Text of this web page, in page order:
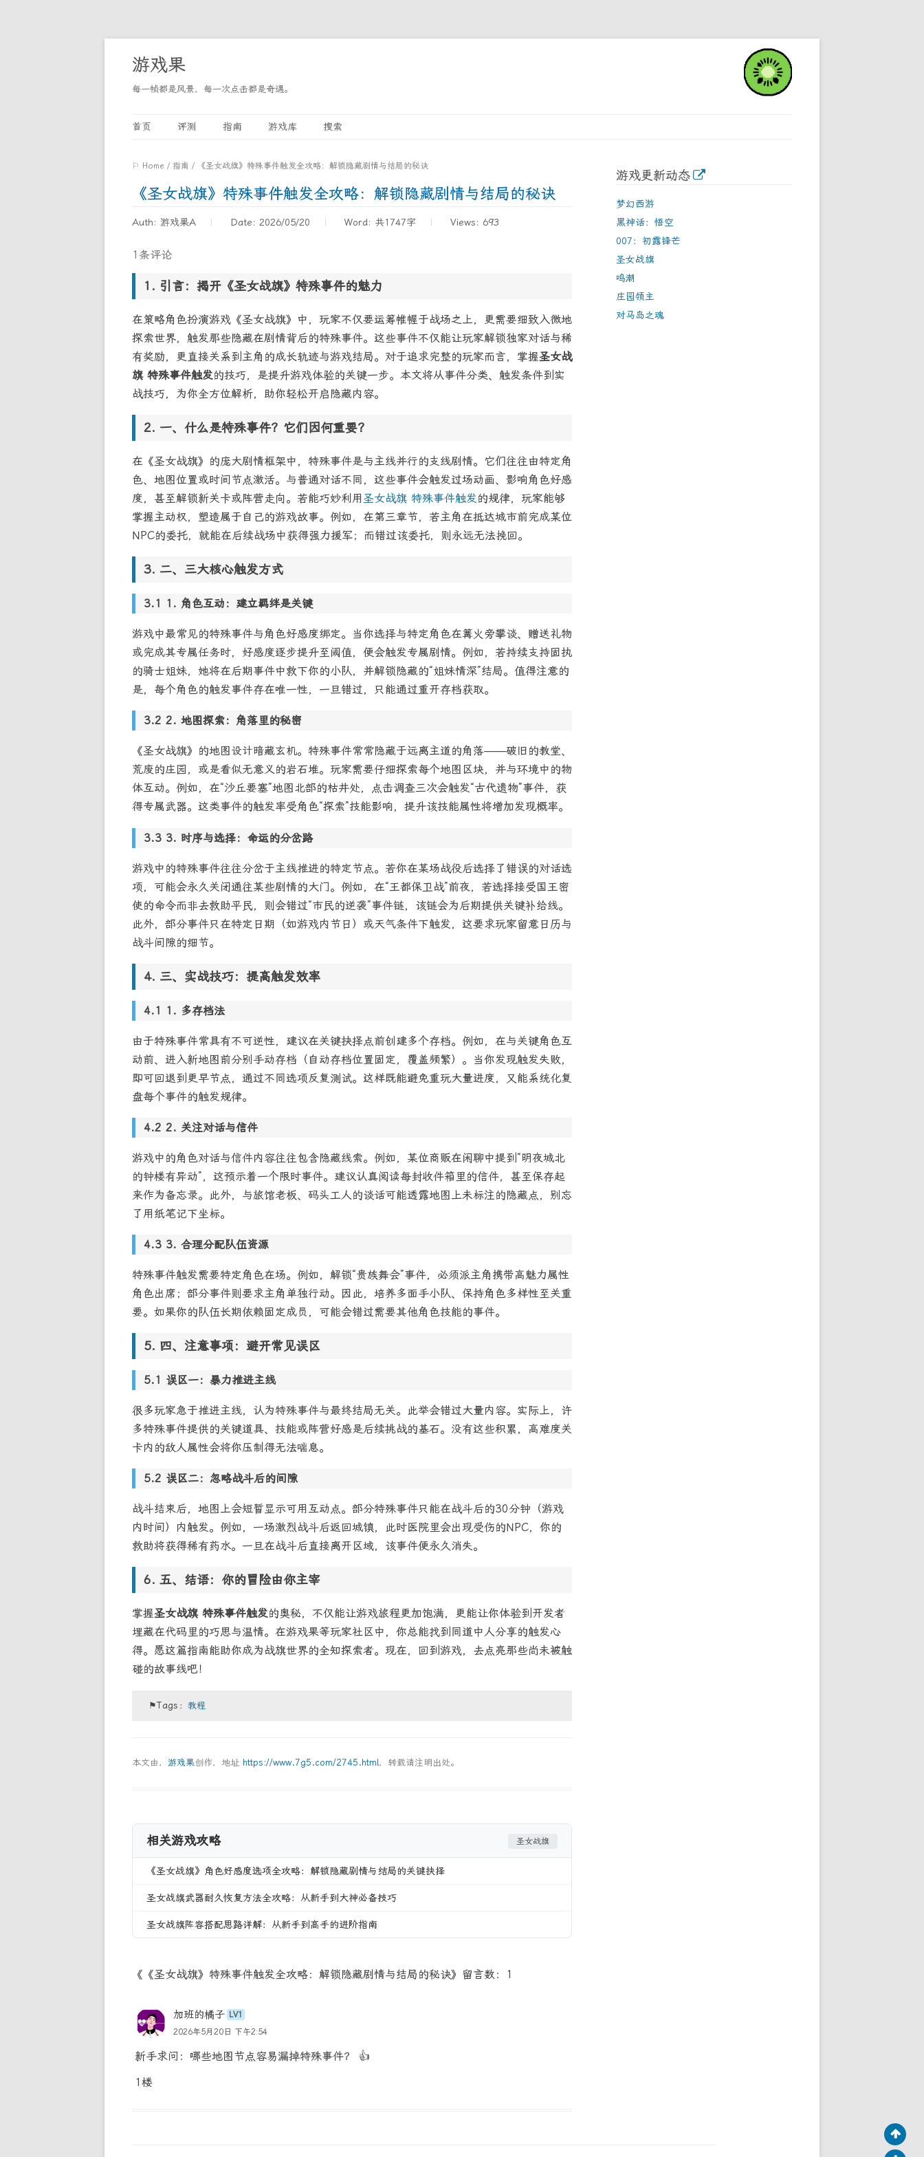
游戏果
每一帧都是风景，每一次点击都是奇遇。
首页 评测 指南 游戏库 搜索
⚐ Home / 指南 / 《圣女战旗》特殊事件触发全攻略：解锁隐藏剧情与结局的秘诀
《圣女战旗》特殊事件触发全攻略：解锁隐藏剧情与结局的秘诀
Auth: 游戏果A Date: 2026/05/20 Word: 共1747字 Views: 693
1条评论
引言：揭开《圣女战旗》特殊事件的魅力
在策略角色扮演游戏《圣女战旗》中，玩家不仅要运筹帷幄于战场之上，更需要细致入微地
探索世界，触发那些隐藏在剧情背后的特殊事件。这些事件不仅能让玩家解锁独家对话与稀
有奖励，更直接关系到主角的成长轨迹与游戏结局。对于追求完整的玩家而言，掌握圣女战
旗 特殊事件触发的技巧，是提升游戏体验的关键一步。本文将从事件分类、触发条件到实
战技巧，为你全方位解析，助你轻松开启隐藏内容。
一、什么是特殊事件？它们因何重要？
在《圣女战旗》的庞大剧情框架中，特殊事件是与主线并行的支线剧情。它们往往由特定角
色、地图位置或时间节点激活。与普通对话不同，这些事件会触发过场动画、影响角色好感
度，甚至解锁新关卡或阵营走向。若能巧妙利用圣女战旗 特殊事件触发的规律，玩家能够
掌握主动权，塑造属于自己的游戏故事。例如，在第三章节，若主角在抵达城市前完成某位
NPC的委托，就能在后续战场中获得强力援军；而错过该委托，则永远无法挽回。
二、三大核心触发方式
1. 角色互动：建立羁绊是关键
游戏中最常见的特殊事件与角色好感度绑定。当你选择与特定角色在篝火旁攀谈、赠送礼物
或完成其专属任务时，好感度逐步提升至阈值，便会触发专属剧情。例如，若持续支持固执
的骑士姐妹，她将在后期事件中救下你的小队，并解锁隐藏的“姐妹情深”结局。值得注意的
是，每个角色的触发事件存在唯一性，一旦错过，只能通过重开存档获取。
2. 地图探索：角落里的秘密
《圣女战旗》的地图设计暗藏玄机。特殊事件常常隐藏于远离主道的角落——破旧的教堂、
荒废的庄园，或是看似无意义的岩石堆。玩家需要仔细探索每个地图区块，并与环境中的物
体互动。例如，在“沙丘要塞”地图北部的枯井处，点击调查三次会触发“古代遗物”事件，获
得专属武器。这类事件的触发率受角色“探索”技能影响，提升该技能属性将增加发现概率。
3. 时序与选择：命运的分岔路
游戏中的特殊事件往往分岔于主线推进的特定节点。若你在某场战役后选择了错误的对话选
项，可能会永久关闭通往某些剧情的大门。例如，在“王都保卫战”前夜，若选择接受国王密
使的命令而非去救助平民，则会错过“市民的逆袭”事件链，该链会为后期提供关键补给线。
此外，部分事件只在特定日期（如游戏内节日）或天气条件下触发，这要求玩家留意日历与
战斗间隙的细节。
三、实战技巧：提高触发效率
1. 多存档法
由于特殊事件常具有不可逆性，建议在关键抉择点前创建多个存档。例如，在与关键角色互
动前、进入新地图前分别手动存档（自动存档位置固定，覆盖频繁）。当你发现触发失败，
即可回退到更早节点，通过不同选项反复测试。这样既能避免重玩大量进度，又能系统化复
盘每个事件的触发规律。
2. 关注对话与信件
游戏中的角色对话与信件内容往往包含隐藏线索。例如，某位商贩在闲聊中提到“明夜城北
的钟楼有异动”，这预示着一个限时事件。建议认真阅读每封收件箱里的信件，甚至保存起
来作为备忘录。此外，与旅馆老板、码头工人的谈话可能透露地图上未标注的隐藏点，别忘
了用纸笔记下坐标。
3. 合理分配队伍资源
特殊事件触发需要特定角色在场。例如，解锁“贵族舞会”事件，必须派主角携带高魅力属性
角色出席；部分事件则要求主角单独行动。因此，培养多面手小队、保持角色多样性至关重
要。如果你的队伍长期依赖固定成员，可能会错过需要其他角色技能的事件。
四、注意事项：避开常见误区
误区一：暴力推进主线
很多玩家急于推进主线，认为特殊事件与最终结局无关。此举会错过大量内容。实际上，许
多特殊事件提供的关键道具、技能或阵营好感是后续挑战的基石。没有这些积累，高难度关
卡内的敌人属性会将你压制得无法喘息。
误区二：忽略战斗后的间隙
战斗结束后，地图上会短暂显示可用互动点。部分特殊事件只能在战斗后的30分钟（游戏
内时间）内触发。例如，一场激烈战斗后返回城镇，此时医院里会出现受伤的NPC，你的
救助将获得稀有药水。一旦在战斗后直接离开区域，该事件便永久消失。
五、结语：你的冒险由你主宰
掌握圣女战旗 特殊事件触发的奥秘，不仅能让游戏旅程更加饱满，更能让你体验到开发者
埋藏在代码里的巧思与温情。在游戏果等玩家社区中，你总能找到同道中人分享的触发心
得。愿这篇指南能助你成为战旗世界的全知探索者。现在，回到游戏，去点亮那些尚未被触
碰的故事线吧！
⚑Tags：教程
本文由， 游戏果创作，地址 https://www.7g5.com/2745.html，转载请注明出处。
相关游戏攻略 圣女战旗
《圣女战旗》角色好感度选项全攻略：解锁隐藏剧情与结局的关键抉择
圣女战旗武器耐久恢复方法全攻略：从新手到大神必备技巧
圣女战旗阵容搭配思路详解：从新手到高手的进阶指南
《《圣女战旗》特殊事件触发全攻略：解锁隐藏剧情与结局的秘诀》留言数：1
加班的橘子 LV1
2026年5月20日 下午2:54
新手求问：哪些地图节点容易漏掉特殊事件？ 👍
1楼
游戏更新动态
梦幻西游
黑神话：悟空
007：初露锋芒
圣女战旗
鸣潮
庄园领主
对马岛之魂